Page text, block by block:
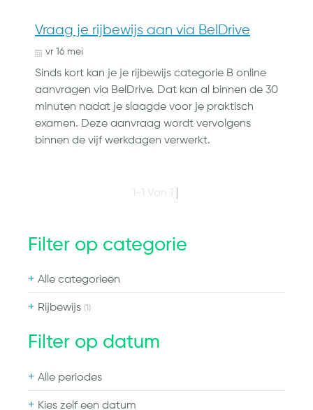
Vraag je rijbewijs aan via BelDrive
vr 16 mei
Sinds kort kan je je rijbewijs categorie B online
aanvragen via BelDrive. Dat kan al binnen de 30
minuten nadat je slaagde voor je praktisch
examen. Deze aanvraag wordt vervolgens
binnen de vijf werkdagen verwerkt.
1-1 Van 1
Filter op categorie
Alle categorieën
Rijbewijs (1)
Filter op datum
Alle periodes
Kies zelf een datum